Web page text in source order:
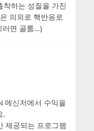
하는 성질을 가진
의외로 핵반응로
러면 골룸…)
신저에서 수익을
.
제공되는 프로그램